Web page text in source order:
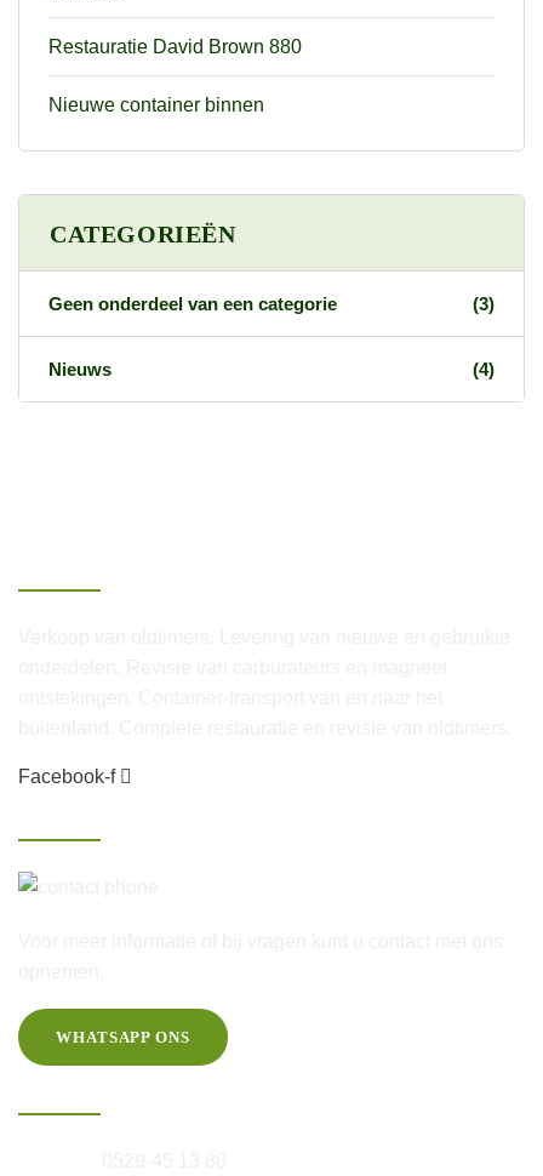
Restauratie David Brown 880
Nieuwe container binnen
CATEGORIEËN
Geen onderdeel van een categorie (3)
Nieuws (4)
Facebook-f
WHATSAPP ONS